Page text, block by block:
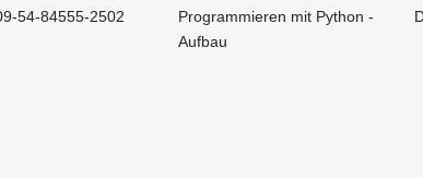
54-84555-2502
Programmieren mit Python -
Aufbau